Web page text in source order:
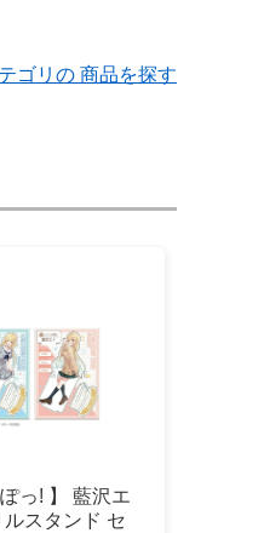
ゴリの 商品を探す
ぽっ! 】 藍沢エ
ルスタンド セ